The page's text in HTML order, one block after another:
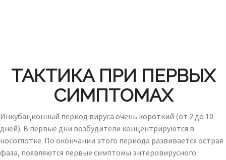
ТАКТИКА ПРИ ПЕРВЫХ
СИМПТОМАХ
Инкубационный период вируса очень короткий (от 2 до 10
дней). В первые дни возбудители концентрируются в
носоглотке. По окончании этого периода развивается острая
фаза, появляются первые симптомы энтеровирусного